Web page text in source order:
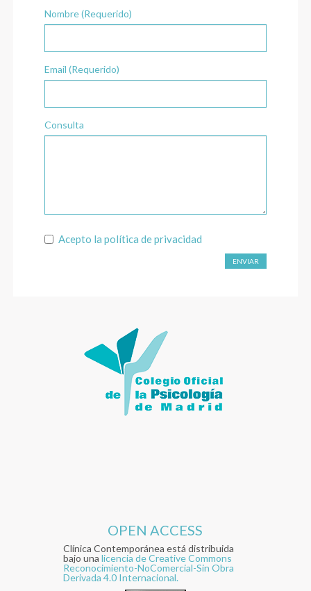
Nombre (Requerido)
Email (Requerido)
Consulta
Acepto lapolítica de privacidad
ENVIAR
OPEN ACCESS
Clínica Contemporánea está distribuida
bajo unalicencia de Creative Commons
Reconocimiento-NoComercial-Sin Obra
Derivada 4.0 Internacional.